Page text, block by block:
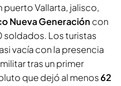
puerto Vallarta, jalisco,
Nueva Generación con
Los turistas
vacía con la presencia
tras un primer
que dejó al menos 62